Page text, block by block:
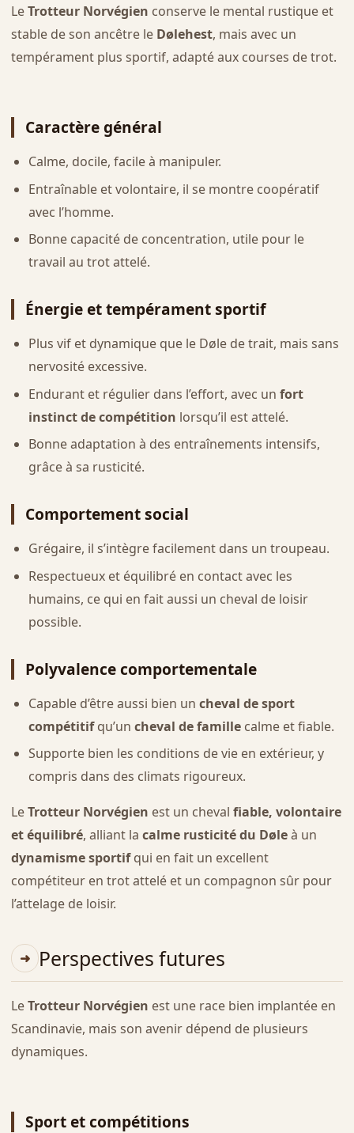
LeTrotteur Norvégien conserve le mental rustique et
stable de son ancêtre le Dølehest, mais avec un
tempérament plus sportif, adapté aux courses de trot.
Caractère général
Calme, docile, facile à manipuler.
Entraînable et volontaire, il se montre coopératif
avec l’homme.
Bonne capacité de concentration, utile pour le
travail au trot attelé.
Énergie et tempérament sportif
Plus vif et dynamique que le Døle de trait, mais sans
nervosité excessive.
Endurant et régulier dans l’effort, avec un fort
instinct de compétition lorsqu’il est attelé.
Bonne adaptation à des entraînements intensifs,
grâce à sa rusticité.
Comportement social
Grégaire, il s’intègre facilement dans un troupeau.
Respectueux et équilibré en contact avec les
humains, ce qui en fait aussi un cheval de loisir
possible.
Polyvalence comportementale
Capable d’être aussi bien un cheval de sport
compétitifqu’un cheval de famillecalme et fiable.
Supporte bien les conditions de vie en extérieur, y
compris dans des climats rigoureux.
LeTrotteur Norvégien est un cheval fiable, volontaire
et équilibré, alliant la calme rusticité du Døleà un
dynamisme sportifqui en fait un excellent
compétiteur en trot attelé et un compagnon sûr pour
l’attelage de loisir.
Perspectives futures
LeTrotteur Norvégien est une race bien implantée en
Scandinavie, mais son avenir dépend de plusieurs
dynamiques.
Sport et compétitions